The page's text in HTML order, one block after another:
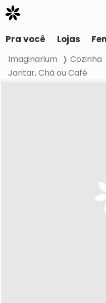
Pra você Lojas
Imaginarium Cozinha
Jantar, Chá ou Café